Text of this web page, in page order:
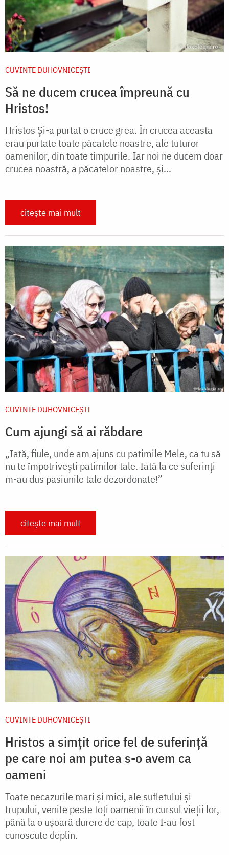
CUVINTE DUHOVNICEȘTI
Să ne ducem crucea împreună cu
Hristos!
Hristos Și-a purtat o cruce grea. În crucea aceasta
erau purtate toate păcatele noastre, ale tuturor
oamenilor, din toate timpurile. Iar noi ne ducem doar
crucea noastră, a păcatelor noastre, și...
citește mai mult
CUVINTE DUHOVNICEȘTI
Cum ajungi să ai răbdare
„Iată, fiule, unde am ajuns cu patimile Mele, ca tu să
nu te împotrivești patimilor tale. Iată la ce suferinți
m-au dus pasiunile tale dezordonate!”
citește mai mult
CUVINTE DUHOVNICEȘTI
Hristos a simțit orice fel de suferință
pe care noi am putea s-o avem ca
oameni
Toate necazurile mari și mici, ale sufletului și
trupului, venite peste toți oamenii în cursul vieții lor,
până la o ușoară durere de cap, toate I-au fost
cunoscute deplin.